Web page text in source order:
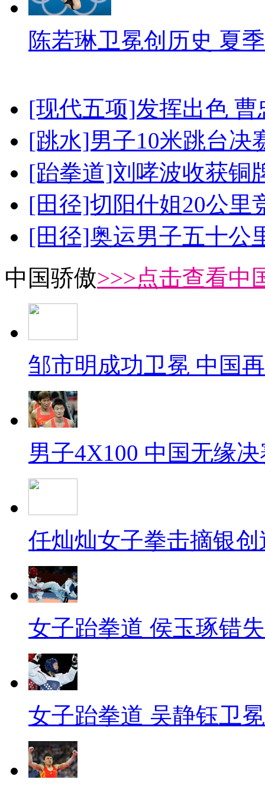
陈若琳卫冕创历史 夏
[现代五项]发挥出色
[跳水]男子10米跳台决
[跆拳道]刘哮波收获铜
[田径]切阳什姐20公里
[田径]奥运男子五十公
中国骄傲>>>点击查看中
邹市明成功卫冕 中国
男子4X100 中国无缘
任灿灿女子拳击摘银
女子跆拳道 侯玉琢错
女子跆拳道 吴静钰卫冕